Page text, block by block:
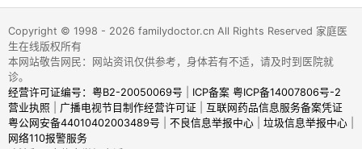
Copyright © 1998 - 2026 familydoctor.cn All Rights Reserved 家庭医
生在线版权所有
本网站敬告网民：网站资讯仅供参考，身体若有不适，请及时到医院就
诊。
经营许可证编号：粤B2-20050069号
ICP备案 粤ICP备14007806号-2
营业执照
广播电视节目制作经营许可证
互联网药品信息服务备案凭证
粤公网安备44010402003489号
不良信息举报中心| 垃圾信息举报中心|
网络110报警服务